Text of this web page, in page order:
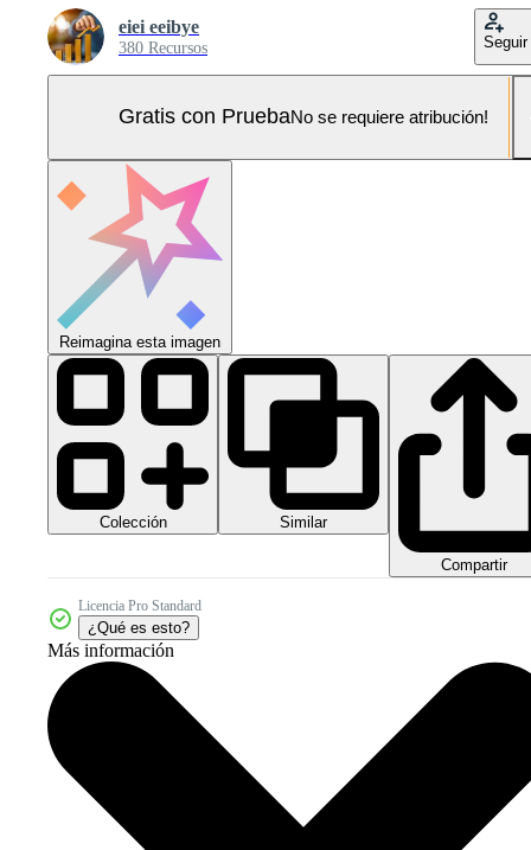
eiei eeibye
380 Recursos Seguir
Gratis con PruebaNo se requiere atribución!
Reimagina esta imagen
Colección Similar
Compartir
Licencia Pro Standard
¿Qué es esto?
Más información